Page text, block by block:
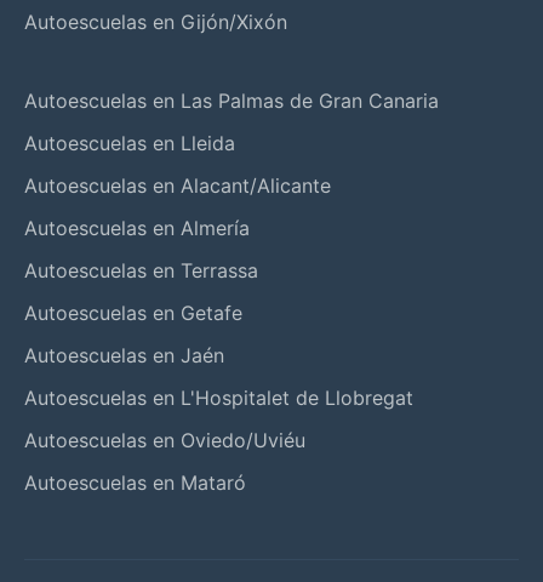
Autoescuelas en Gijón/Xixón
Autoescuelas en Las Palmas de Gran Canaria
Autoescuelas en Lleida
Autoescuelas en Alacant/Alicante
Autoescuelas en Almería
Autoescuelas en Terrassa
Autoescuelas en Getafe
Autoescuelas en Jaén
Autoescuelas en L'Hospitalet de Llobregat
Autoescuelas en Oviedo/Uviéu
Autoescuelas en Mataró